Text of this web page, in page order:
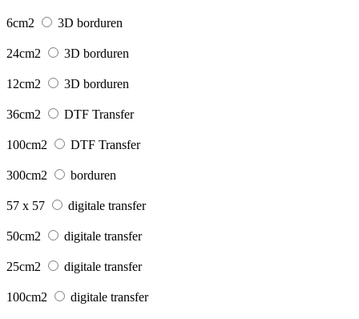
6cm2 3D borduren
24cm2 3D borduren
12cm2 3D borduren
36cm2 DTF Transfer
100cm2 DTF Transfer
300cm2 borduren
57 x 57 digitale transfer
50cm2 digitale transfer
25cm2 digitale transfer
100cm2 digitale transfer